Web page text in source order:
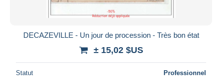
DECAZEVILLE - Un jour de procession - Très bon état
± 15,02 $US
Statut Professionnel